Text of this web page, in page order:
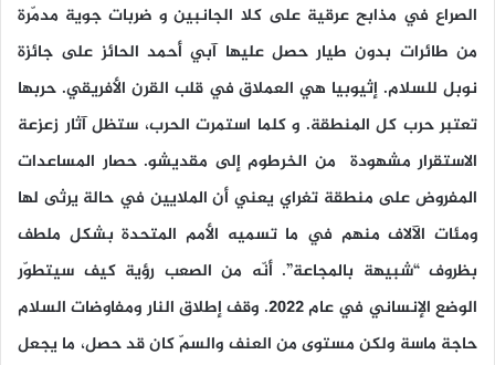
الصراع في مذابح عرقية على كلا الجانبين و ضربات جوية مدمّرة
من طائرات بدون طيار حصل عليها آبي أحمد الحائز على جائزة
نوبل للسلام. إثيوبيا هي العملاق في قلب القرن الأفريقي. حربها
تعتبر حرب كل المنطقة. و كلما استمرت الحرب، ستظل آثار زعزعة
الاستقرار مشهودة من الخرطوم إلى مقديشو. حصار المساعدات
المفروض على منطقة تغراي يعني أن الملايين في حالة يرثى لها
ومئات الآلاف منهم في ما تسميه الأمم المتحدة بشكل ملطف
بظروف “شبيهة بالمجاعة”. أنّه من الصعب رؤية كيف سيتطوّر
الوضع الإنساني في عام 2022. وقف إطلاق النار ومفاوضات السلام
حاجة ماسة ولكن مستوى من العنف والسمّ كان قد حصل، ما يجعل